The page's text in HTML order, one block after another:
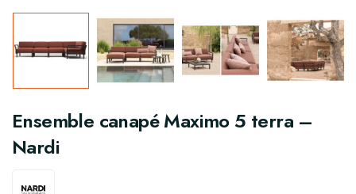
Ensemble canapé Maximo 5 terra –
Nardi